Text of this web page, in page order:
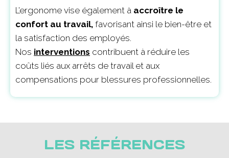
L’ergonome vise également à accroître le
confort au travail, favorisant ainsi le bien-être et
la satisfaction des employés.
Nos interventions contribuent à réduire les
coûts liés aux arrêts de travail et aux
compensations pour blessures professionnelles.
LES RÉFÉRENCES